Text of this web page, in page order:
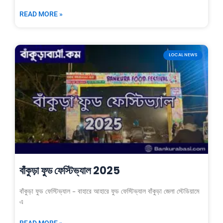
READ MORE »
LOCAL NEWS
বাঁকুড়া ফুড ফেস্টিভ্যাল 2025
বাঁকুড়া ফুড ফেস্টিভ্যাল – বাহারে আহারে ফুড ফেস্টিভ্যাল বাঁকুড়া জেলা স্টেডিয়ামে
এ